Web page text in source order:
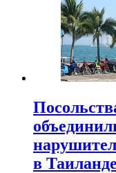
в Таиланде